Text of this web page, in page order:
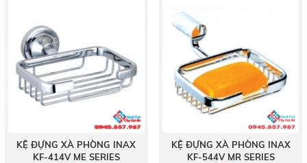
KỆ ĐỰNG XÀ PHÒNG INAX
KF-414V ME SERIES
KỆ ĐỰNG XÀ PHÒNG INAX
KF-544V MR SERIES